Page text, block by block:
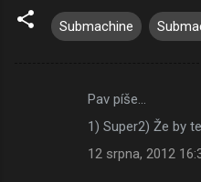
Submachine
Pav píše…
1) Super2) Že by
12 srpna, 2012